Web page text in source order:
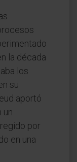
la década
los
su
aportó
un
por
en una